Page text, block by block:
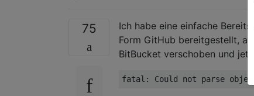
75
Ich habe eine einfache
Form GitHub bereitgestellt,
BitBucket verschoben und
fatal: Could not parse